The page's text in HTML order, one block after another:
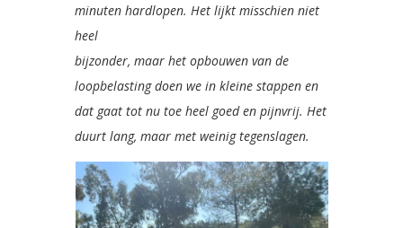
minuten hardlopen. Het lijkt misschien niet
heel
bijzonder, maar het opbouwen van de
loopbelasting doen we in kleine stappen en
dat gaat tot nu toe heel goed en pijnvrij. Het
duurt lang, maar met weinig tegenslagen.